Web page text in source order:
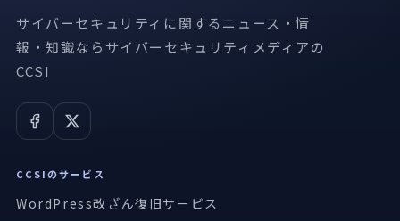
サイバーセキュリティに関するニュース・情
報・知識ならサイバーセキュリティメディアの
CCSI
CCSIのサービス
WordPress改ざん復旧サービス